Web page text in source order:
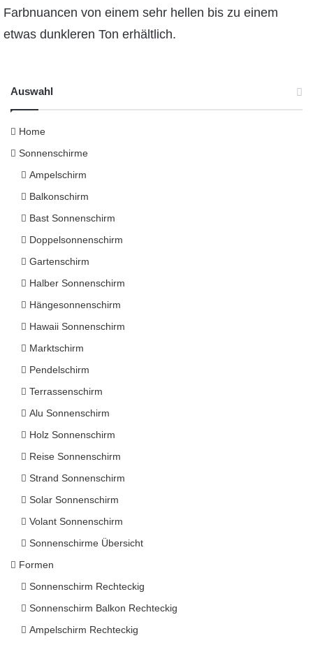
Farbnuancen von einem sehr hellen bis zu einem
etwas dunkleren Ton erhältlich.
Auswahl
Home
Sonnenschirme
Ampelschirm
Balkonschirm
Bast Sonnenschirm
Doppelsonnenschirm
Gartenschirm
Halber Sonnenschirm
Hängesonnenschirm
Hawaii Sonnenschirm
Marktschirm
Pendelschirm
Terrassenschirm
Alu Sonnenschirm
Holz Sonnenschirm
Reise Sonnenschirm
Strand Sonnenschirm
Solar Sonnenschirm
Volant Sonnenschirm
Sonnenschirme Übersicht
Formen
Sonnenschirm Rechteckig
Sonnenschirm Balkon Rechteckig
Ampelschirm Rechteckig